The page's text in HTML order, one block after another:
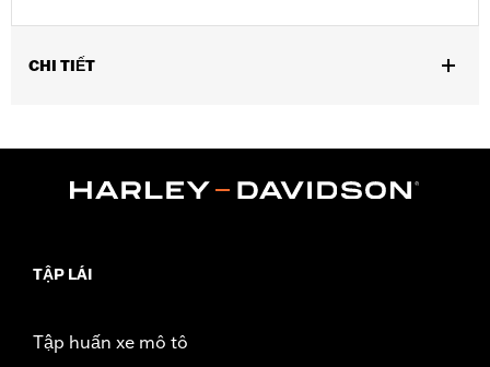
CHI TIẾT
‘24 Street Glide and Road Glide models may require a Digital
Technician update by a Harley-Davidson dealer see your local
Collection:
In the Box:Left and right hand grips, installation instructions
TẬP LÁI
Tập huấn xe mô tô